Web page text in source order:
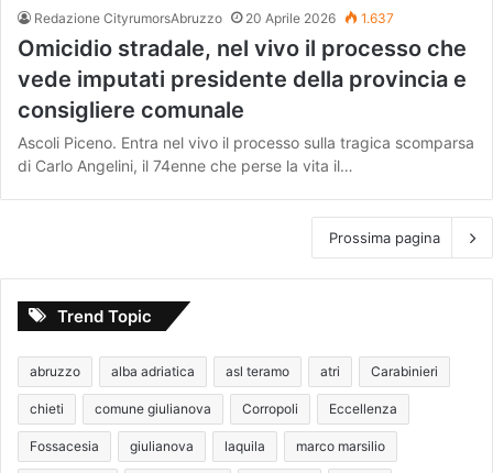
Redazione CityrumorsAbruzzo 20 Aprile 2026 1.637
Omicidio stradale, nel vivo il processo che
vede imputati presidente della provincia e
consigliere comunale
Ascoli Piceno. Entra nel vivo il processo sulla tragica scomparsa
di Carlo Angelini, il 74enne che perse la vita il…
Prossima pagina
Trend Topic
abruzzo alba adriatica asl teramo atri Carabinieri
chieti comune giulianova Corropoli Eccellenza
Fossacesia giulianova laquila marco marsilio